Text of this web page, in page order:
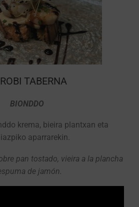
TABERNA
BIONDDO
krema, bieira plantxan eta
aparrarekin.
pan tostado, vieira a la plancha
de jamón.